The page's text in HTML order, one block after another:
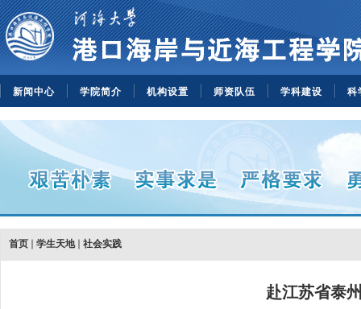
新闻中心 学院简介 机构设置 师资队伍 学科建设 科
首页 学生天地 社会实践
赴江苏省泰